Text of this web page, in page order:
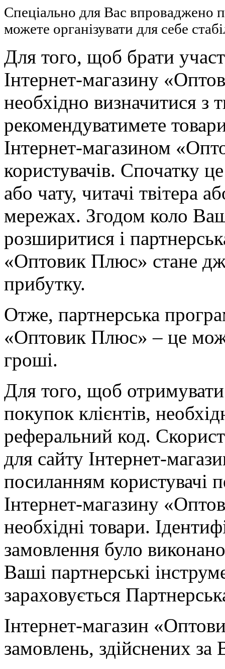
Спеціально для Вас впроваджено
можете організувати для себе
Для того, щоб брати
Інтернет-магазину
необхідно визначитися
рекомендуватимете
Інтернет-магазином
користувачів. Спочатку
або чату, читачі твітера
мережах. Згодом коло
розширитися і
«Оптовик Плюс» стане
прибутку.
Отже, партнерська
«Оптовик Плюс» – це
гроші.
Для того, щоб отримувати
покупок клієнтів,
реферальний код.
для сайту Інтернет-
посиланням користувачі
Інтернет-магазину
необхідні товари.
замовлення було
Ваші партнерські
зараховується
Інтернет-магазин
замовлень, здійснених